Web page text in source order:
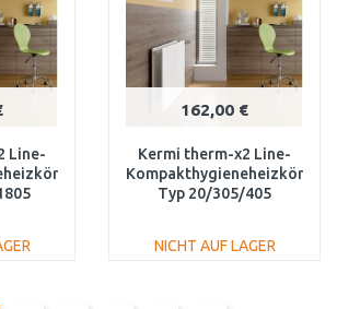
Line-
162,00 €
Kermi therm-x2 Line-
Kompakthygieneheizkörper
Typ 20/305/405
NICHT AUF LAGER